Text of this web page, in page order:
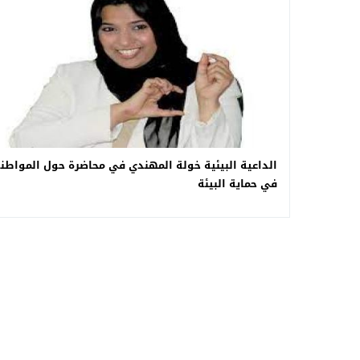
الداعية البيئية خولة المهندي في محاضرة حول
في حماية البيئة